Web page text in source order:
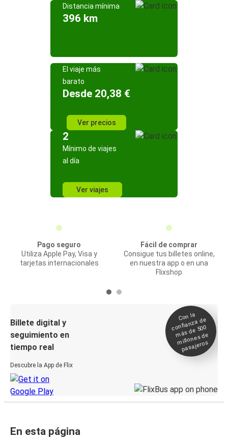
Distancia mínima
396 km
El viaje más
barato
Desde 20,38 €
Ver precios
2
Mínimo de viajes
al día
Ver viajes
Pago seguro
Utiliza Apple Pay, Visa y
tarjetas internacionales
Fácil de comprar
Consigue tus billetes online,
en nuestra app o en una
Flixshop
Billete digital y
seguimiento en
tiempo real
Descubre la App de Flix
Con la
confianza de
más de 500
millones de
pasajeros
En esta página